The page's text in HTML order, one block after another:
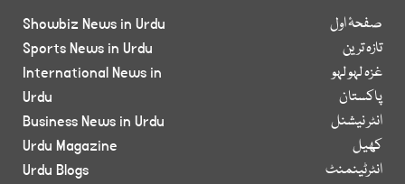
صفحۂ اول
تازہ ترین
غزہ لہو لہو
پاکستان
انٹر نیشنل
کھیل
انٹرٹینمنٹ
Showbiz News in Urdu
Sports News in Urdu
International News in
Urdu
Business News in Urdu
Urdu Magazine
Urdu Blogs